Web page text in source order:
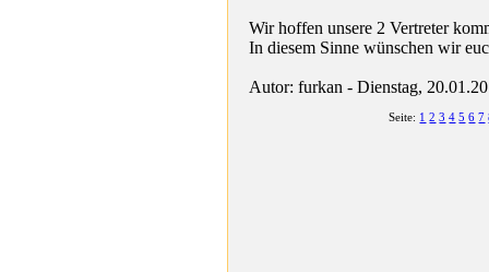
Wir hoffen unsere 2 Vertreter
In diesem Sinne wünschen wir
Autor: furkan - Dienstag,
Seite: 1 2 3 4 5 6 7